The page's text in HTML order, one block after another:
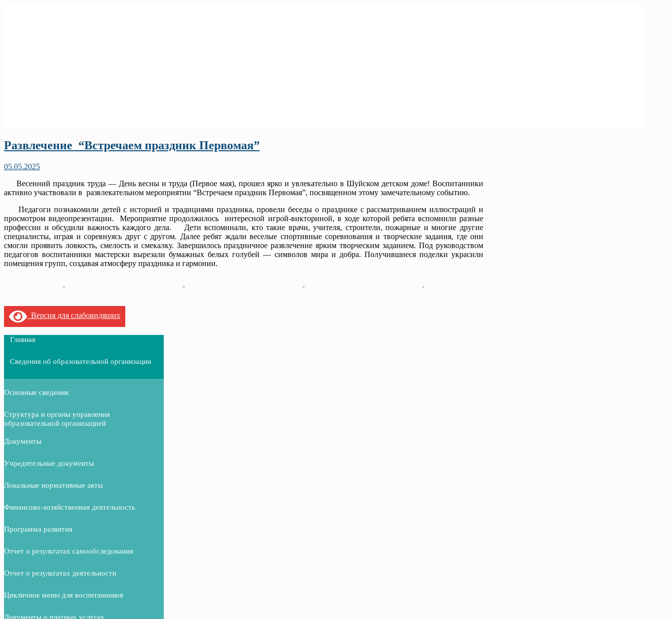
Развлечение “Встречаем праздник Первомая”
05.05.2025
Весенний праздник труда — День весны и труда (Первое мая), прошел ярко и увлекательно в Шуйском детском доме! Воспитанники
активно участвовали в развлекательном мероприятии “Встречаем праздник Первомая”, посвященном этому замечательному событию.
Педагоги познакомили детей с историей и традициями праздника, провели беседы о празднике с рассматриванием иллюстраций и
просмотром видеопрезентации. Мероприятие продолжилось интересной игрой-викториной, в ходе которой ребята вспомнили разные
профессии и обсудили важность каждого дела. Дети вспоминали, кто такие врачи, учителя, строители, пожарные и многие другие
специалисты, играя и соревнуясь друг с другом. Далее ребят ждали веселые спортивные соревнования и творческие задания, где они
смогли проявить ловкость, смелость и смекалку. Завершилось праздничное развлечение ярким творческим заданием. Под руководством
педагогов воспитанники мастерски вырезали бумажных белых голубей — символов мира и добра. Получившиеся поделки украсили
помещения групп, создавая атмосферу праздника и гармонии.
Версия для слабовидящих
Главная
Сведения об образовательной организации
Основные сведения
Структура и органы управления
образовательной организацией
Документы
Учредительные документы
Локальные нормативные акты
Финансово-хозяйственная деятельность
Программа развития
Отчет о результатах самообследования
Отчет о результатах деятельности
Цикличное меню для воспитанников
Документы о платных услугах